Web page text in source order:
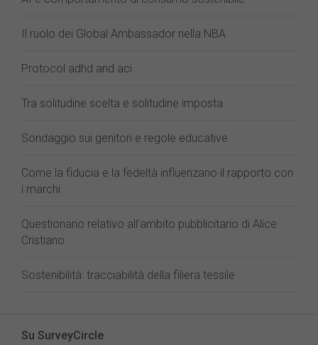
Il ruolo dei Global Ambassador nella NBA
Protocol adhd and aci
Tra solitudine scelta e solitudine imposta
Sondaggio sui genitori e regole educative
Come la fiducia e la fedeltà influenzano il rapporto con
i marchi
Questionario relativo all'ambito pubblicitario di Alice
Cristiano
Sostenibilità: tracciabilità della filiera tessile
Su SurveyCircle